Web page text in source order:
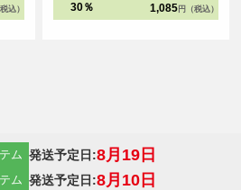
込） 30％ 1,085 円（税込）
ム 発送予定日:8月19日
ム 発送予定日:8月10日